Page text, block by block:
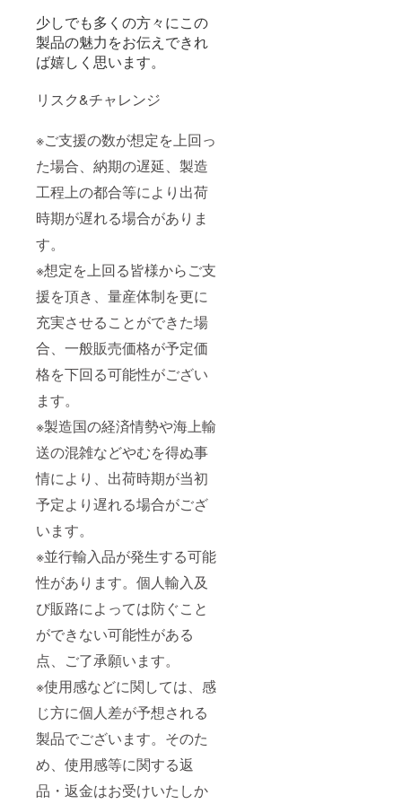
少しでも多くの方々にこの
製品の魅力をお伝えできれ
ば嬉しく思います。
リスク&チャレンジ
※ご支援の数が想定を上回っ
た場合、納期の遅延、製造
工程上の都合等により出荷
時期が遅れる場合がありま
す。
※想定を上回る皆様からご支
援を頂き、量産体制を更に
充実させることができた場
合、一般販売価格が予定価
格を下回る可能性がござい
ます。
※製造国の経済情勢や海上輸
送の混雑などやむを得ぬ事
情により、出荷時期が当初
予定より遅れる場合がござ
います。
※並行輸入品が発生する可能
性があります。個人輸入及
び販路によっては防ぐこと
ができない可能性がある
点、ご了承願います。
※使用感などに関しては、感
じ方に個人差が予想される
製品でございます。そのた
め、使用感等に関する返
品・返金はお受けいたしか